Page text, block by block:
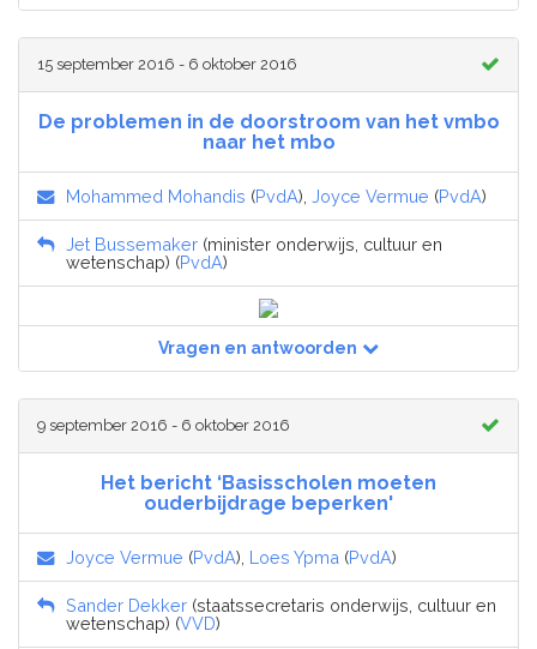
15 september 2016 - 6 oktober 2016
De problemen in de doorstroom van het vmbo
naar het mbo
Mohammed Mohandis (PvdA), Joyce Vermue (PvdA)
Jet Bussemaker (minister onderwijs, cultuur en
wetenschap) (PvdA)
Vragen en antwoorden
9 september 2016 - 6 oktober 2016
Het bericht ‘Basisscholen moeten
ouderbijdrage beperken'
Joyce Vermue (PvdA), Loes Ypma (PvdA)
Sander Dekker (staatssecretaris onderwijs, cultuur en
wetenschap) (VVD)